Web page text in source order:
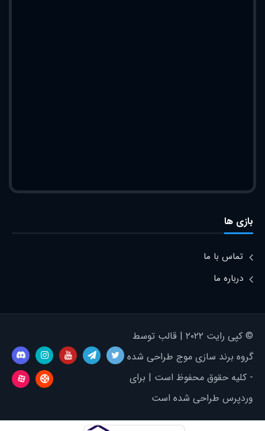
بازی ها
تماس با ما
درباره ما
© کپی رایت ۲۰۲۲ | قالب توسط
گروه برند سازی موج طراحی شده
- کلیه حقوق محفوظ است | برای
وردپرس طراحی شده است